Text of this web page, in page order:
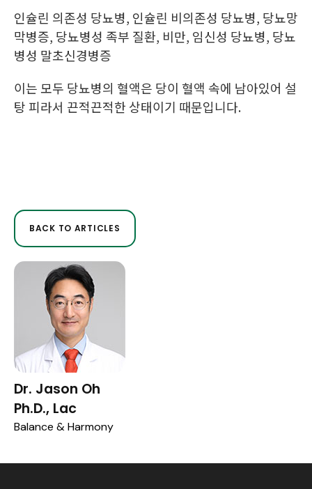
인슐린 의존성 당뇨병, 인슐린 비의존성 당뇨병, 당뇨망
막병증, 당뇨병성 족부 질환, 비만, 임신성 당뇨병, 당뇨
병성 말초신경병증
이는 모두 당뇨병의 혈액은 당이 혈액 속에 남아있어 설
탕 피라서 끈적끈적한 상태이기 때문입니다.
BACK TO ARTICLES
Dr. Jason Oh
Ph.D., Lac
Balance & Harmony